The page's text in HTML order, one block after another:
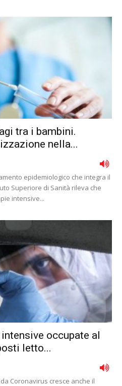
tra i bambini.
nella...
epidemiologico che integra il
Superiore di Sanità rileva che
intensive...
occupate al
letto...
Coronavirus cresce anche il